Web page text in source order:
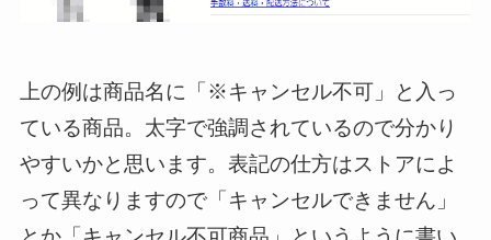
上の例は商品名に「※キャンセル不可」と入っ
ている商品。太字で強調されているので分かり
やすいかと思います。表記の仕方はストアによ
って異なりますので「キャンセルできません」